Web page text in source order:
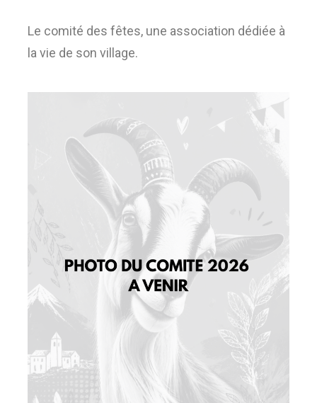
Le comité des fêtes, une association dédiée à
la vie de son village.